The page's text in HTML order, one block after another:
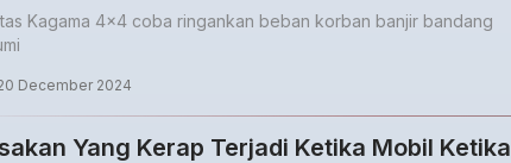
Kagama 4x4 coba ringankan beban korban banjir bandang
December 2024
Yang Kerap Terjadi Ketika Mobil Ketika